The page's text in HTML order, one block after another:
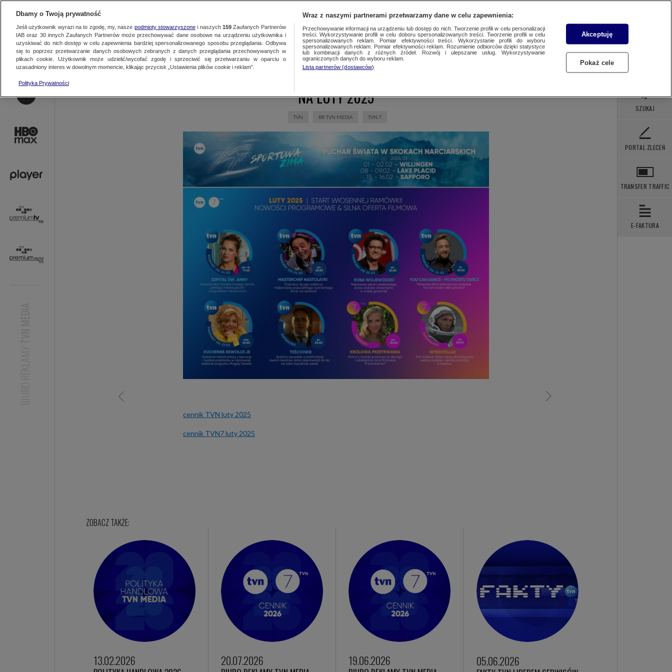
AKTUALNOŚCI MEDIA DO POBRANIA
SZUKAJ
PORTAL ZLECEŃ
TRANSFER TRAFFIC
E-FAKTURA
21.01.2025
BIURO REKLAMY TVN MEDIA OTWIERA
NA LUTY 2025
TVN BR TVN MEDIA TVN 7
cennik TVN luty 2025
cennik TVN7 luty 2025
13.02.2026 20.07.2026 19.06.2026 05.06.2026
Dbamy o Twoją prywatność
Jeśli użytkownik wyrazi na to zgodę, my, nasze podmioty stowarzyszonei naszych 159Zaufanych Partnerów
IAB oraz 30innych Zaufanych Partnerów może przechowywać dane osobowe na urządzeniu użytkownika i
uzyskiwać do nich dostęp w celu zapewnienia bardziej spersonalizowanego sposobu przeglądania. Odbywa
się to poprzez przetwarzanie danych osobowych zebranych z danych przeglądania przechowywanych w
plikach cookie. Użytkownik może udzielić/wycofać zgodę i sprzeciwić się przetwarzaniu w oparciu o
uzasadniony interes w dowolnym momencie, klikając przycisk „Ustawienia plików cookie i reklam”.
Polityka Prywatności
Wraz z naszymi partnerami przetwarzamy dane w celu zapewnienia:
Przechowywanie informacji na urządzeniu lub dostęp do nich. Tworzenie profili w celu personalizacji
treści. Wykorzystywanie profili w celu doboru spersonalizowanych treści. Tworzenie profili w celu
spersonalizowanych reklam. Pomiar efektywności treści. Wykorzystanie profili do wyboru
spersonalizowanych reklam. Pomiar efektywności reklam. Rozumienie odbiorców dzięki statystyce
lub kombinacji danych z różnych źródeł. Rozwój i ulepszanie usług. Wykorzystywanie
ograniczonych danych do wyboru reklam.
Lista partnerów (dostawców)
Akceptuję
Pokaż cele